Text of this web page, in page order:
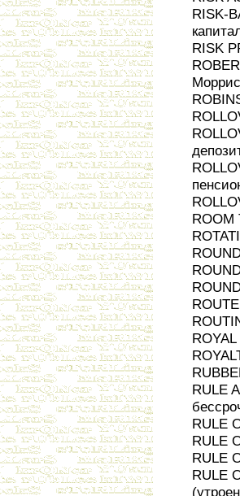
RISK-
RISK
ROOM
RULE
RULE
RULE
RULE
RULE